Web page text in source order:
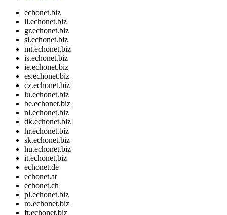
echonet.biz
li.echonet.biz
gr.echonet.biz
si.echonet.biz
mt.echonet.biz
is.echonet.biz
ie.echonet.biz
es.echonet.biz
cz.echonet.biz
lu.echonet.biz
be.echonet.biz
nl.echonet.biz
dk.echonet.biz
hr.echonet.biz
sk.echonet.biz
hu.echonet.biz
it.echonet.biz
echonet.de
echonet.at
echonet.ch
pl.echonet.biz
ro.echonet.biz
fr.echonet.biz